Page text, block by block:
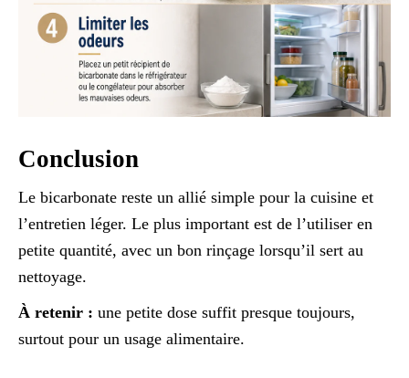
Conclusion
Le bicarbonate reste un allié simple pour la cuisine et
l’entretien léger. Le plus important est de l’utiliser en
petite quantité, avec un bon rinçage lorsqu’il sert au
nettoyage.
À retenir : une petite dose suffit presque toujours,
surtout pour un usage alimentaire.